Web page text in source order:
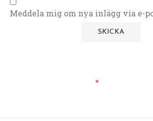
Meddela mig om nya inlägg via e-